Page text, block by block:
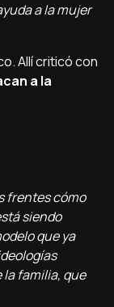
a la mujer
Allí­ criticó con
a la
frentes cómo
siendo
que ya
familia, que